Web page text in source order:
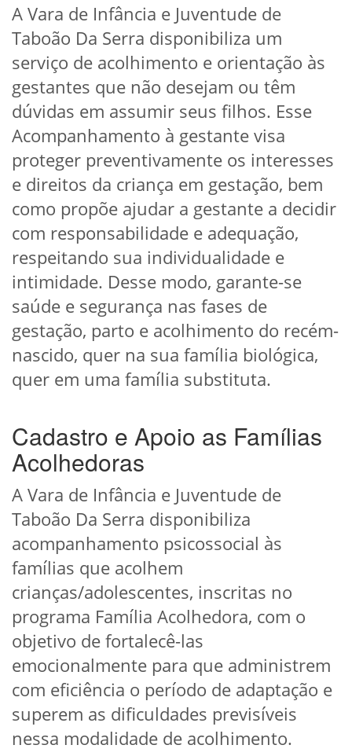
A Vara de Infância e Juventude de
Taboão Da Serra disponibiliza um
serviço de acolhimento e orientação às
gestantes que não desejam ou têm
dúvidas em assumir seus filhos. Esse
Acompanhamento à gestante visa
proteger preventivamente os interesses
e direitos da criança em gestação, bem
como propõe ajudar a gestante a decidir
com responsabilidade e adequação,
respeitando sua individualidade e
intimidade. Desse modo, garante-se
saúde e segurança nas fases de
gestação, parto e acolhimento do recém-
nascido, quer na sua família biológica,
quer em uma família substituta.
Cadastro e Apoio as Famílias
Acolhedoras
A Vara de Infância e Juventude de
Taboão Da Serra disponibiliza
acompanhamento psicossocial às
famílias que acolhem
crianças/adolescentes, inscritas no
programa Família Acolhedora, com o
objetivo de fortalecê-las
emocionalmente para que administrem
com eficiência o período de adaptação e
superem as dificuldades previsíveis
nessa modalidade de acolhimento.